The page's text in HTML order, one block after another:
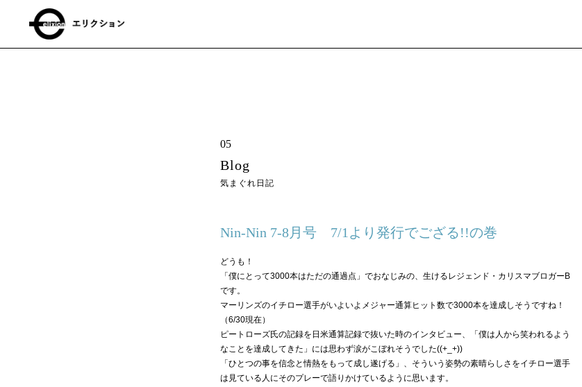
05
Blog
気まぐれ日記
Nin-Nin 7-8月号 7/1より発行でござる!!の巻
どうも！
「僕にとって3000本はただの通過点」でおなじみの、生けるレジェンド・カリスマブロガーB
です。
マーリンズのイチロー選手がいよいよメジャー通算ヒット数で3000本を達成しそうですね！
（6/30現在）
ピートローズ氏の記録を日米通算記録で抜いた時のインタビュー、「僕は人から笑われるよう
なことを達成してきた」には思わず涙がこぼれそうでした((+_+))
「ひとつの事を信念と情熱をもって成し遂げる」、そういう姿勢の素晴らしさをイチロー選手
は見ている人にそのプレーで語りかけているように思います。